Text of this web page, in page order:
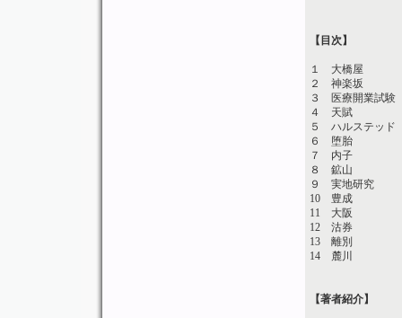
【目次】
１ 大橋屋
２ 神楽坂
３ 医療開業試験
４ 天賦
５ ハルステッド
６ 堕胎
７ 内子
８ 鉱山
９ 実地研究
10 豊成
11 大阪
12 沽券
13 離別
14 麓川
【著者紹介】